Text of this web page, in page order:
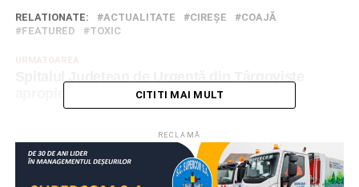
RELATIONATE: ACTUALITATE CIREŞE
COAJĂ
FEATURED
TOXIC
URMATOAREA
apropie de zero nivelul arieratelor!
Sindicatele din sănătate au renunţat la greva
generală! Vezi ce au convenit cu Guvernul!
CITITI MAI MULT
RECLAMĂ